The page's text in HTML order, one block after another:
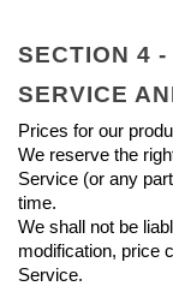
SECTION 4
SERVICE
Prices for our
We reserve the
Service (or any
time.
We shall not be
modification, price
Service.